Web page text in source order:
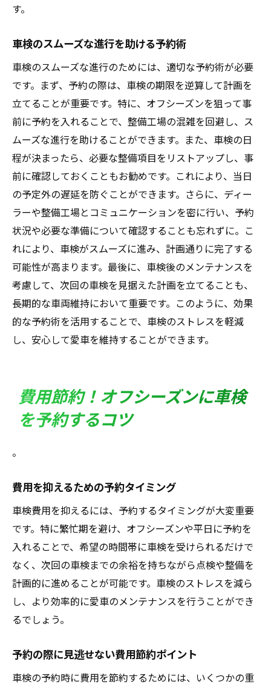
す。
車検のスムーズな進行を助ける予約術
車検のスムーズな進行のためには、適切な予約術が必要
です。まず、予約の際は、車検の期限を逆算して計画を
立てることが重要です。特に、オフシーズンを狙って事
前に予約を入れることで、整備工場の混雑を回避し、ス
ムーズな進行を助けることができます。また、車検の日
程が決まったら、必要な整備項目をリストアップし、事
前に確認しておくこともお勧めです。これにより、当日
の予定外の遅延を防ぐことができます。さらに、ディー
ラーや整備工場とコミュニケーションを密に行い、予約
状況や必要な準備について確認することも忘れずに。こ
れにより、車検がスムーズに進み、計画通りに完了する
可能性が高まります。最後に、車検後のメンテナンスを
考慮して、次回の車検を見据えた計画を立てることも、
長期的な車両維持において重要です。このように、効果
的な予約術を活用することで、車検のストレスを軽減
し、安心して愛車を維持することができます。
費用節約！オフシーズンに車検
を予約するコツ
。
費用を抑えるための予約タイミング
車検費用を抑えるには、予約するタイミングが大変重要
です。特に繁忙期を避け、オフシーズンや平日に予約を
入れることで、希望の時間帯に車検を受けられるだけで
なく、次回の車検までの余裕を持ちながら点検や整備を
計画的に進めることが可能です。車検のストレスを減ら
し、より効率的に愛車のメンテナンスを行うことができ
るでしょう。
予約の際に見逃せない費用節約ポイント
車検の予約時に費用を節約するためには、いくつかの重